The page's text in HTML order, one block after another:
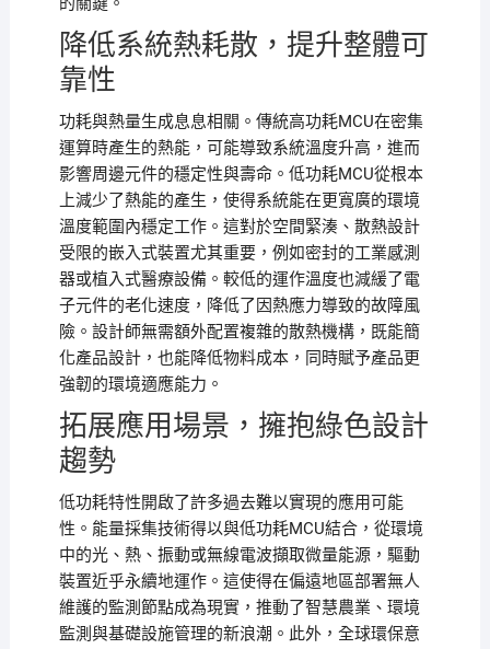
降低系統熱耗散，提升整體可
靠性
功耗與熱量生成息息相關。傳統高功耗MCU在密集
運算時產生的熱能，可能導致系統溫度升高，進而
影響周邊元件的穩定性與壽命。低功耗MCU從根本
上減少了熱能的產生，使得系統能在更寬廣的環境
溫度範圍內穩定工作。這對於空間緊湊、散熱設計
受限的嵌入式裝置尤其重要，例如密封的工業感測
器或植入式醫療設備。較低的運作溫度也減緩了電
子元件的老化速度，降低了因熱應力導致的故障風
險。設計師無需額外配置複雜的散熱機構，既能簡
化產品設計，也能降低物料成本，同時賦予產品更
強韌的環境適應能力。
拓展應用場景，擁抱綠色設計
趨勢
低功耗特性開啟了許多過去難以實現的應用可能
性。能量採集技術得以與低功耗MCU結合，從環境
中的光、熱、振動或無線電波擷取微量能源，驅動
裝置近乎永續地運作。這使得在偏遠地區部署無人
維護的監測節點成為現實，推動了智慧農業、環境
監測與基礎設施管理的新浪潮。此外，全球環保意